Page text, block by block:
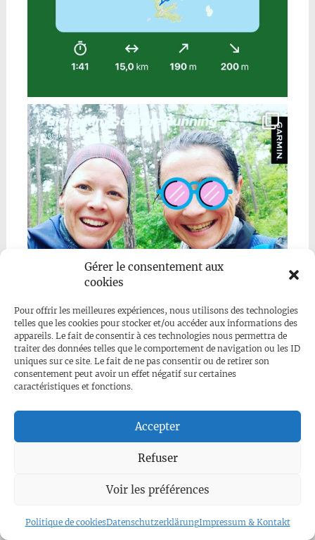
Gérer le consentement aux
cookies
Pour offrir les meilleures expériences, nous utilisons des technologies
telles que les cookies pour stocker et/ou accéder aux informations des
appareils. Le fait de consentir à ces technologies nous permettra de
traiter des données telles que le comportement de navigation ou les ID
uniques sur ce site. Le fait de ne pas consentir ou de retirer son
consentement peut avoir un effet négatif sur certaines
caractéristiques et fonctions.
Accepter
Refuser
Voir les préférences
Politique de cookiesDatenschutzerklärungImpressum & Kontakt